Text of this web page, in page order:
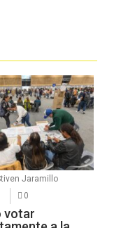
Jaramillo
0
votar